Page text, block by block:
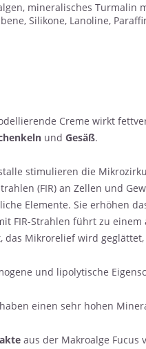
mineralisches Turmalin
Silikone, Lanoline,
Creme wirkt
und Gesäß.
stimulieren die
(FIR) an Zellen und
Elemente. Sie erhöhen
FIR-Strahlen führt zu
das Mikrorelief wird
und lipolytische
haben einen sehr hohen
aus der Makroalge Fucus